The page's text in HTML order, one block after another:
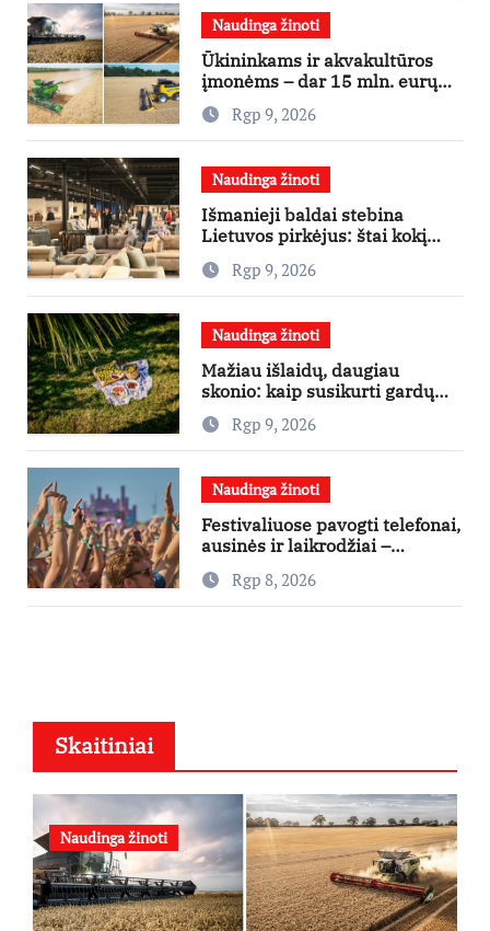
Naudinga žinoti
Ūkininkams ir akvakultūros
įmonėms – dar 15 mln. eurų
lengvatinėms paskoloms
Rgp 9, 2026
Naudinga žinoti
Išmanieji baldai stebina
Lietuvos pirkėjus: štai kokį
išgraibsto pirmiausia
Rgp 9, 2026
Naudinga žinoti
Mažiau išlaidų, daugiau
skonio: kaip susikurti gardų
pikniką iš vos kelių produktų
Rgp 9, 2026
Naudinga žinoti
Festivaliuose pavogti telefonai,
ausinės ir laikrodžiai –
ekspertai primena apie
didžiausias finansines rizikas
Rgp 8, 2026
Skaitiniai
Naudinga žinoti